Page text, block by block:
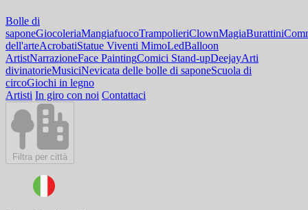
Bolle di
saponeGiocoleriaMangiafuocoTrampolieriClownMagiaBurattini
dell'arteAcrobatiStatue Viventi MimoLedBalloon
ArtistNarrazioneFace PaintingComici Stand-upDeejayArti
divinatorieMusiciNevicata delle bolle di saponeScuola di
circoGiochi in legno
Artisti In giro con noi Contattaci
Filtra per città